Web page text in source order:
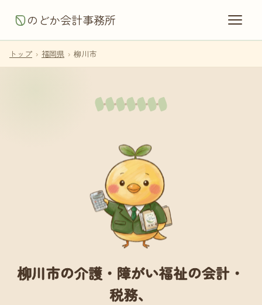
のどか会計事務所
トップ › 福岡県 › 柳川市
柳川市の介護・障がい福祉の会計・
税務、